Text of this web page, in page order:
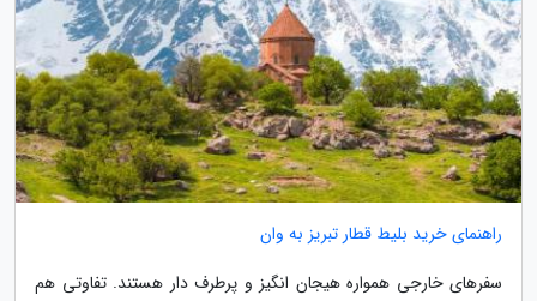
راهنمای خرید بلیط قطار تبریز به وان
سفرهای خارجی همواره هیجان انگیز و پرطرف دار هستند. تفاوتی هم